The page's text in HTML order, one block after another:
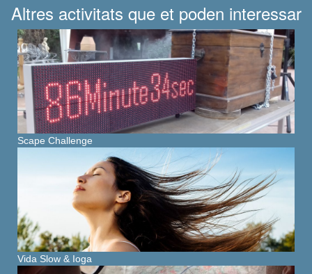
Altres activitats que et poden interessar
Scape Challenge
Vida Slow & Ioga